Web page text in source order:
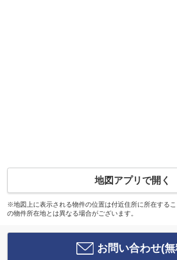
地図アプリで開く
※地図上に表示される物件の位置は付近住所に所在する
の物件所在地とは異なる場合がございます。
お問い合わせ(無